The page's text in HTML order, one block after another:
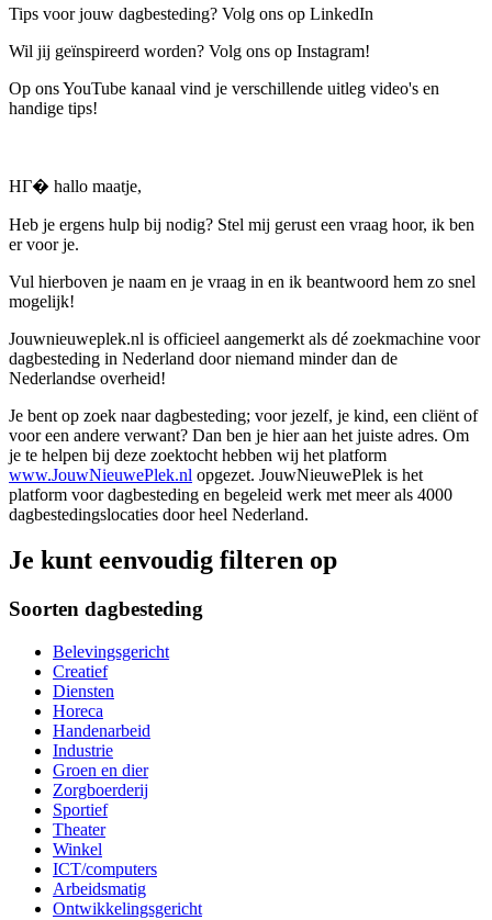
Tips voor jouw dagbesteding? Volg ons op LinkedIn
Wil jij geïnspireerd worden? Volg ons op Instagram!
Op ons YouTube kanaal vind je verschillende uitleg video's en
handige tips!
HГ� hallo maatje,
Heb je ergens hulp bij nodig? Stel mij gerust een vraag hoor, ik ben
er voor je.
Vul hierboven je naam en je vraag in en ik beantwoord hem zo snel
mogelijk!
Jouwnieuweplek.nl is officieel aangemerkt als dé zoekmachine voor
dagbesteding in Nederland door niemand minder dan de
Nederlandse overheid!
Je bent op zoek naar dagbesteding; voor jezelf, je kind, een cliënt of
voor een andere verwant? Dan ben je hier aan het juiste adres. Om
je te helpen bij deze zoektocht hebben wij het platform
www.JouwNieuwePlek.nl opgezet. JouwNieuwePlek is het
platform voor dagbesteding en begeleid werk met meer als 4000
dagbestedingslocaties door heel Nederland.
Je kunt eenvoudig filteren op
Soorten dagbesteding
Belevingsgericht
Creatief
Diensten
Horeca
Handenarbeid
Industrie
Groen en dier
Zorgboerderij
Sportief
Theater
Winkel
ICT/computers
Arbeidsmatig
Ontwikkelingsgericht